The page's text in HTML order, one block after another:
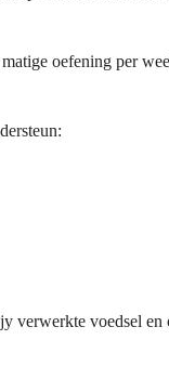
oefening per
voedsel